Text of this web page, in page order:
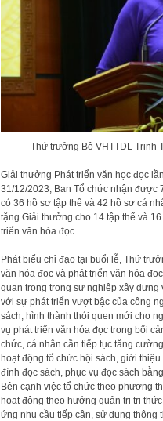
Thứ trưởng Bộ VHTTDL Trịnh
Giải thưởng Phát triển văn học đọc
31/12/2023, Ban Tổ chức nhận được
có 36 hồ sơ tập thể và 42 hồ sơ cá
tặng Giải thưởng cho 14 tập thể và
triển văn hóa đọc.
Phát biểu chỉ đạo tại buổi lễ, Thứ
văn hóa đọc và phát triển văn hóa
quan trọng trong sự nghiệp xây
với sự phát triển vượt bậc của công
sách, hình thành thói quen mới cho
vụ phát triển văn hóa đọc trong bối
chức, cá nhân cần tiếp tục tăng
hoạt động tổ chức hội sách, giới
đình đọc sách, phục vụ đọc sách
Bên cạnh việc tổ chức theo phương
hoạt động theo hướng quản trị tri
ứng nhu cầu tiếp cận, sử dụng thông